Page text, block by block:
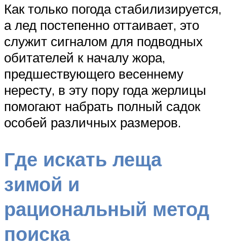
Как только погода стабилизируется,
а лед постепенно оттаивает, это
служит сигналом для подводных
обитателей к началу жора,
предшествующего весеннему
нересту, в эту пору года жерлицы
помогают набрать полный садок
особей различных размеров.
Где искать леща
зимой и
рациональный метод
поиска